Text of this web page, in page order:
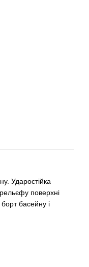
Ударостійка
поверхні
басейну і